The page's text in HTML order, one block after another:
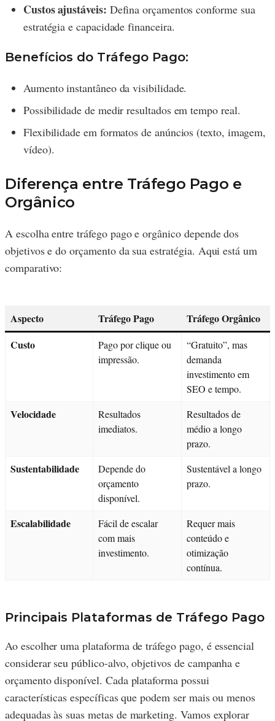
Custos ajustáveis: Defina orçamentos conforme sua
estratégia e capacidade financeira.
Benefícios do Tráfego Pago:
Aumento instantâneo da visibilidade.
Possibilidade de medir resultados em tempo real.
Flexibilidade em formatos de anúncios (texto, imagem,
vídeo).
Diferença entre Tráfego Pago e
Orgânico
A escolha entre tráfego pago e orgânico depende dos
objetivos e do orçamento da sua estratégia. Aqui está um
comparativo:
Aspecto Tráfego Pago
Tráfego Orgânico
Custo
Pago por clique ou
impressão.
“Gratuito”, mas
demanda
investimento em
SEO e tempo.
Velocidade
Resultados
imediatos.
Resultados de
médio a longo
prazo.
Sustentabilidade
Depende do
orçamento
disponível.
Sustentável a longo
prazo.
Escalabilidade
Fácil de escalar
com mais
investimento.
Requer mais
conteúdo e
otimização
contínua.
Principais Plataformas de Tráfego Pago
Ao escolher uma plataforma de tráfego pago, é essencial
considerar seu público-alvo, objetivos de campanha e
orçamento disponível. Cada plataforma possui
características específicas que podem ser mais ou menos
adequadas às suas metas de marketing. Vamos explorar